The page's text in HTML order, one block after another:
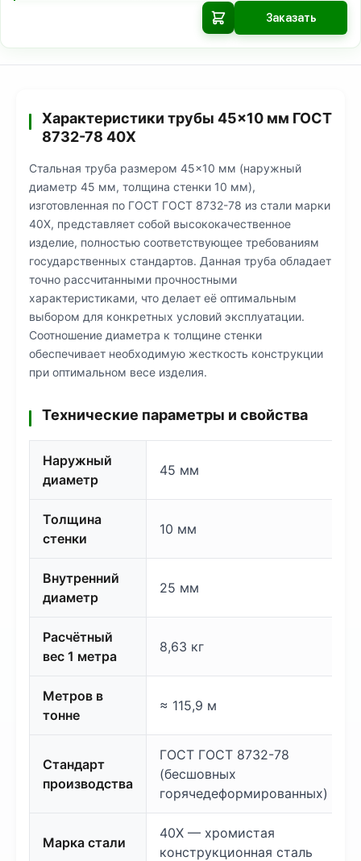
Заказать
Характеристики трубы 45×10 мм ГОСТ
8732-78 40Х
Стальная труба размером 45×10 мм (наружный
диаметр 45 мм, толщина стенки 10 мм),
изготовленная по ГОСТ ГОСТ 8732-78 из стали марки
40Х, представляет собой высококачественное
изделие, полностью соответствующее требованиям
государственных стандартов. Данная труба обладает
точно рассчитанными прочностными
характеристиками, что делает её оптимальным
выбором для конкретных условий эксплуатации.
Соотношение диаметра к толщине стенки
обеспечивает необходимую жесткость конструкции
при оптимальном весе изделия.
Технические параметры и свойства
Наружный
диаметр
45 мм
Толщина
стенки
10 мм
Внутренний
диаметр
25 мм
Расчётный
вес 1 метра
8,63 кг
Метров в
тонне
≈ 115,9 м
Стандарт
производства
ГОСТ ГОСТ 8732-78
(бесшовных
горячедеформированных)
Марка стали
40Х — хромистая
конструкционная сталь